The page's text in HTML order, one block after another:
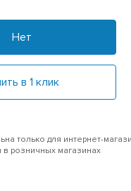
Нет
в 1 клик
только для интернет-
в розничных магазинах